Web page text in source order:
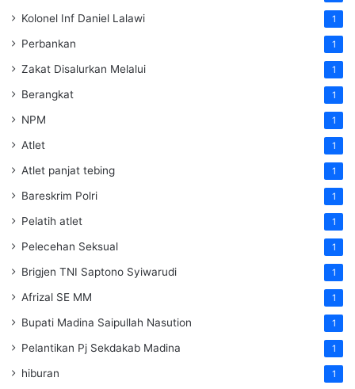
Kolonel Inf Daniel Lalawi 1
Perbankan 1
Zakat Disalurkan Melalui 1
Berangkat 1
NPM 1
Atlet 1
Atlet panjat tebing 1
Bareskrim Polri 1
Pelatih atlet 1
Pelecehan Seksual 1
Brigjen TNI Saptono Syiwarudi 1
Afrizal SE MM 1
Bupati Madina Saipullah Nasution 1
Pelantikan Pj Sekdakab Madina 1
hiburan 1